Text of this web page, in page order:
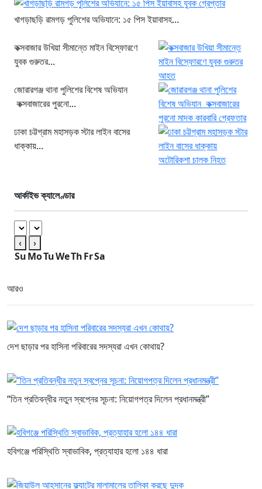
খাগড়াছড়ি রামগড় পুলিশের অভিযানে: ১৫ পিস ইয়াবাসহ...
কক্সবাজার উখিয়া সীমান্তে মাইন বিস্ফোরণে
যুবক গুরুতর...
জোরারগঞ্জ থানা পুলিশের বিশেষ অভিযান
কক্সবাজারের পুরনো...
ঢাকা চট্টগ্রাম মহাসড়ক স্টার লাইন বাসের
ধাক্কায়...
আর্কাইভ ক্যালেণ্ডার
‹
›
SuMoTuWeThFrSa
আরও
দেশ ছাড়ার পর হাসিনা পরিবারের সদস্যরা এখন কোথায়?
“তিন প্রতিবন্ধীর নতুন স্বপ্নের সূচনা: নিয়োগপত্র দিলেন প্রধানমন্ত্রী”
হবিগঞ্জে পরিস্থিতি স্বাভাবিক, প্রত্যাহার হলো ১৪৪ ধারা